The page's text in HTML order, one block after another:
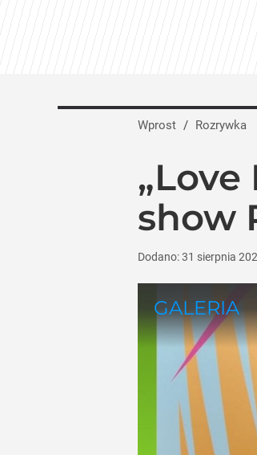
Polsat odkrył karty na
25 lat po premierze
Wprost / Rozrywka
show
Dodano:31 sierpnia